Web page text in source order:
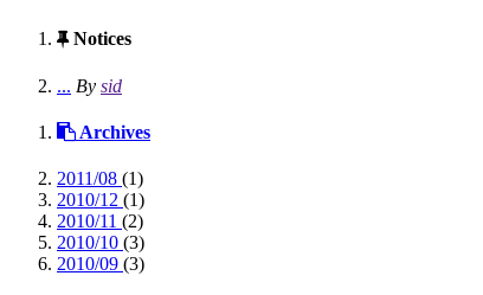
Notices
... By sid
Archives
2011/08 (1)
2010/12 (1)
2010/11 (2)
2010/10 (3)
2010/09 (3)